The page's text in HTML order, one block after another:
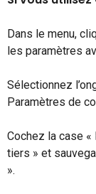
Dans le menu,
les paramètres
Sélectionnez
Paramètres de
Cochez la case
tiers » et
».